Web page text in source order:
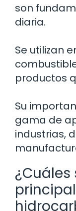
son
diaria.
Se utilizan
productos
Su
gama de
industrias,